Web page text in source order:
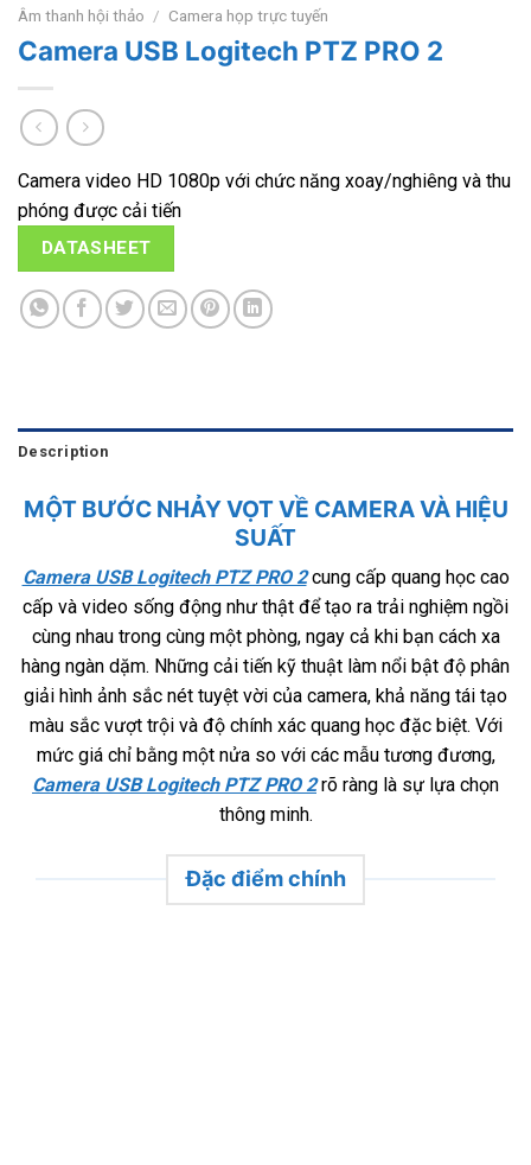
Âm thanh hội thảo / Camera họp trực tuyến
Camera USB Logitech PTZ PRO 2
Camera video HD 1080p với chức năng xoay/nghiêng và thu
phóng được cải tiến
DATASHEET
Description
MỘT BƯỚC NHẢY VỌT VỀ CAMERA VÀ HIỆU
SUẤT
Camera USB Logitech PTZ PRO 2cung cấp quang học cao
cấp và video sống động như thật để tạo ra trải nghiệm ngồi
cùng nhau trong cùng một phòng, ngay cả khi bạn cách xa
hàng ngàn dặm. Những cải tiến kỹ thuật làm nổi bật độ phân
giải hình ảnh sắc nét tuyệt vời của camera, khả năng tái tạo
màu sắc vượt trội và độ chính xác quang học đặc biệt. Với
mức giá chỉ bằng một nửa so với các mẫu tương đương,
Camera USB Logitech PTZ PRO 2rõ ràng là sự lựa chọn
thông minh.
Đặc điểm chính